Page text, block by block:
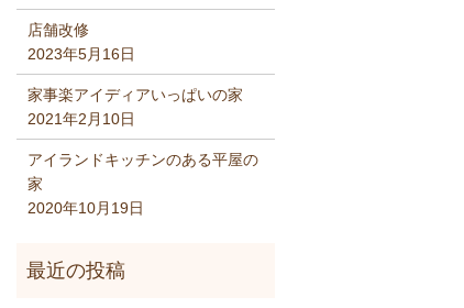
店舗改修
2023年5月16日
家事楽アイディアいっぱいの家
2021年2月10日
アイランドキッチンのある平屋の
家
2020年10月19日